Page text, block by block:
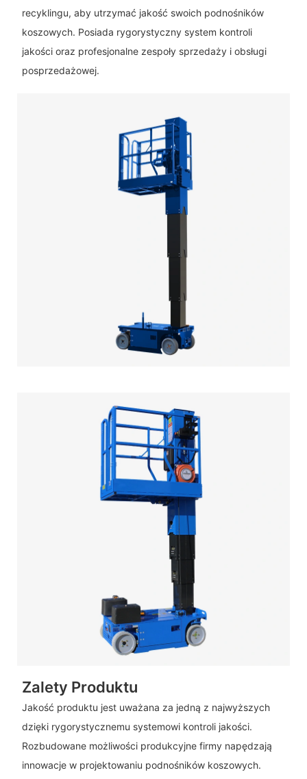
recyklingu, aby utrzymać jakość swoich podnośników
koszowych. Posiada rygorystyczny system kontroli
jakości oraz profesjonalne zespoły sprzedaży i obsługi
posprzedażowej.
Zalety Produktu
Jakość produktu jest uważana za jedną z najwyższych
dzięki rygorystycznemu systemowi kontroli jakości.
Rozbudowane możliwości produkcyjne firmy napędzają
innowacje w projektowaniu podnośników koszowych.